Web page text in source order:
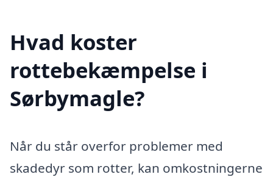
Hvad koster
rottebekæmpelse i
Sørbymagle?
Når du står overfor problemer med
skadedyr som rotter, kan omkostningerne